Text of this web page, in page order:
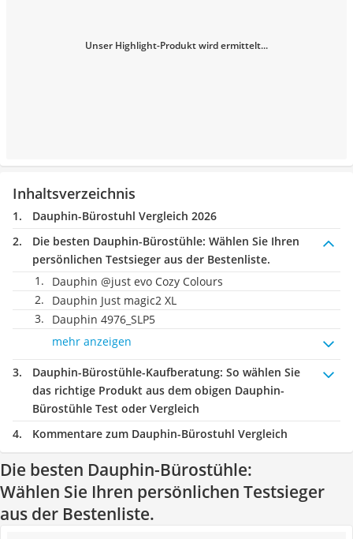
Unser Highlight-Produkt wird ermittelt...
Inhaltsverzeichnis
Dauphin-Bürostuhl Vergleich 2026
Die besten Dauphin-Bürostühle: Wählen Sie Ihren
persönlichen Testsieger aus der Bestenliste.
Dauphin @just evo Cozy Colours
Dauphin Just magic2 XL
Dauphin 4976_SLP5
mehr anzeigen
Dauphin-Bürostühle-Kaufberatung: So wählen Sie
das richtige Produkt aus dem obigen Dauphin-
Bürostühle Test oder Vergleich
Kommentare zum Dauphin-Bürostuhl Vergleich
Die besten Dauphin-Bürostühle:
Wählen Sie Ihren persönlichen Testsieger
aus der Bestenliste.